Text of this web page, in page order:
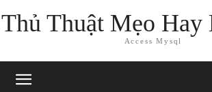
Thủ Thuật Mẹo Hay
Access Mysql